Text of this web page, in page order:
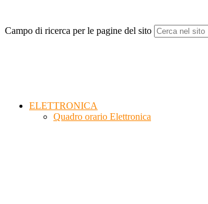
Campo di ricerca per le pagine del sito
ELETTRONICA
Quadro orario Elettronica